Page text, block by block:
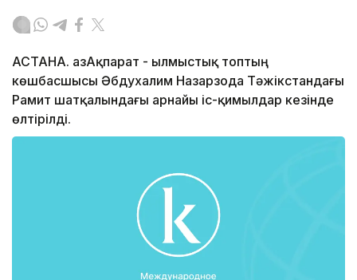
АСТАНА. ҚазАқпарат - Қылмыстық топтың
көшбасшысы Әбдухалим Назарзода Тәжікстандағы
Рамит шатқалындағы арнайы іс-қимылдар кезінде
өлтірілді.